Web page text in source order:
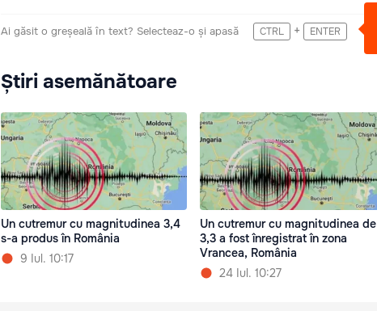
Ai găsit o greșeală în text? Selecteaz-o și apasă CTRL + ENTER
Știri asemănătoare
Un cutremur cu magnitudinea 3,4
s-a produs în România
9 Iul. 10:17
Un cutremur cu magnitudinea de
3,3 a fost înregistrat în zona
Vrancea, România
24 Iul. 10:27